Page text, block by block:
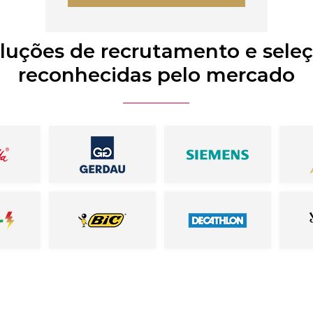
de recrutamento e
reconhecidas pelo mercado